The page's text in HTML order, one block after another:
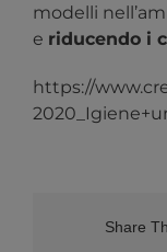
modelli
e riducendo i
https://
Share